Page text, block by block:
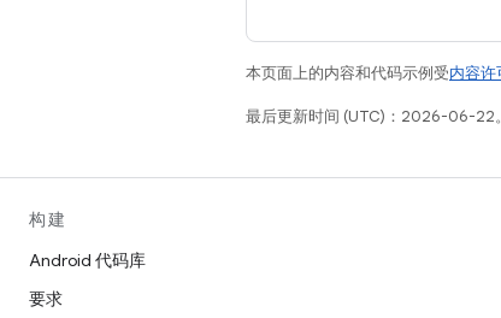
本页面上的内容和代码示例受内容许
最后更新时间 (UTC)：2026-06-22。
构建
Android 代码库
要求